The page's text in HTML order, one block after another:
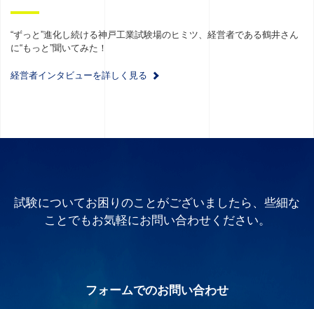
“ずっと”進化し続ける神戸工業試験場のヒミツ、経営者である鶴井さん
に“もっと”聞いてみた！
経営者インタビューを詳しく見る
試験についてお困りのことがございましたら、些細な
ことでもお気軽にお問い合わせください。
フォームでのお問い合わせ